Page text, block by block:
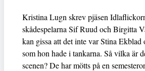
Kristina Lugn skrev pjäsen
skådespelarna Sif Ruud och Birgitta
kan gissa att det inte var Stina
som hon hade i tankarna. Så vilka är
scenen? De har mötts på en